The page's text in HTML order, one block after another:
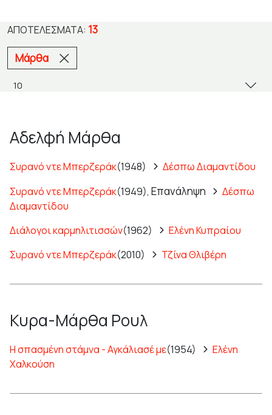
ΑΠΟΤΕΛΈΣΜΑΤΑ: 13
Μάρθα
Αδελφή Μάρθα
Συρανό ντε Μπερζεράκ(1948)
Δέσπω Διαμαντίδου
Συρανό ντε Μπερζεράκ(1949), Επανάληψη
Δέσπω
Διαμαντίδου
Διάλογοι καρμηλιτισσών(1962)
Ελένη Κυπραίου
Συρανό ντε Μπερζεράκ(2010) Τζίνα Θλιβέρη
Κυρα-Μάρθα Ρουλ
Η σπασμένη στάμνα - Αγκάλιασέ με(1954)
Ελένη
Χαλκούση